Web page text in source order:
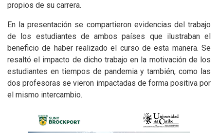
propios de su carrera.
En la presentación se compartieron evidencias del trabajo
de los estudiantes de ambos países que ilustraban el
beneficio de haber realizado el curso de esta manera. Se
resaltó el impacto de dicho trabajo en la motivación de los
estudiantes en tiempos de pandemia y también, como las
dos profesoras se vieron impactadas de forma positiva por
el mismo intercambio.